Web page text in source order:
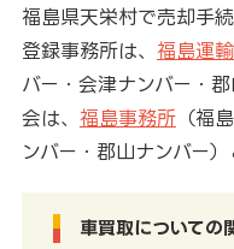
福島県天栄村で売却手
登録事務所は、 福島運
バー・会津ナンバー・
会は、 福島事務所（福
ンバー・郡山ナンバー）
車買取についての